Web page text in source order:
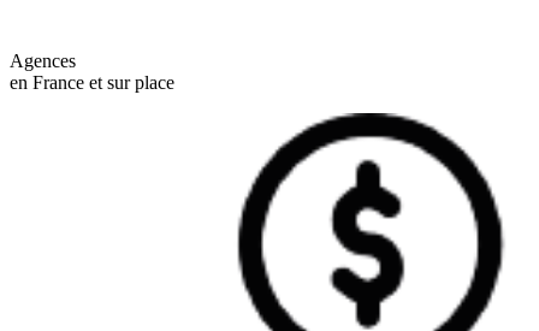
Agences
en France et sur place